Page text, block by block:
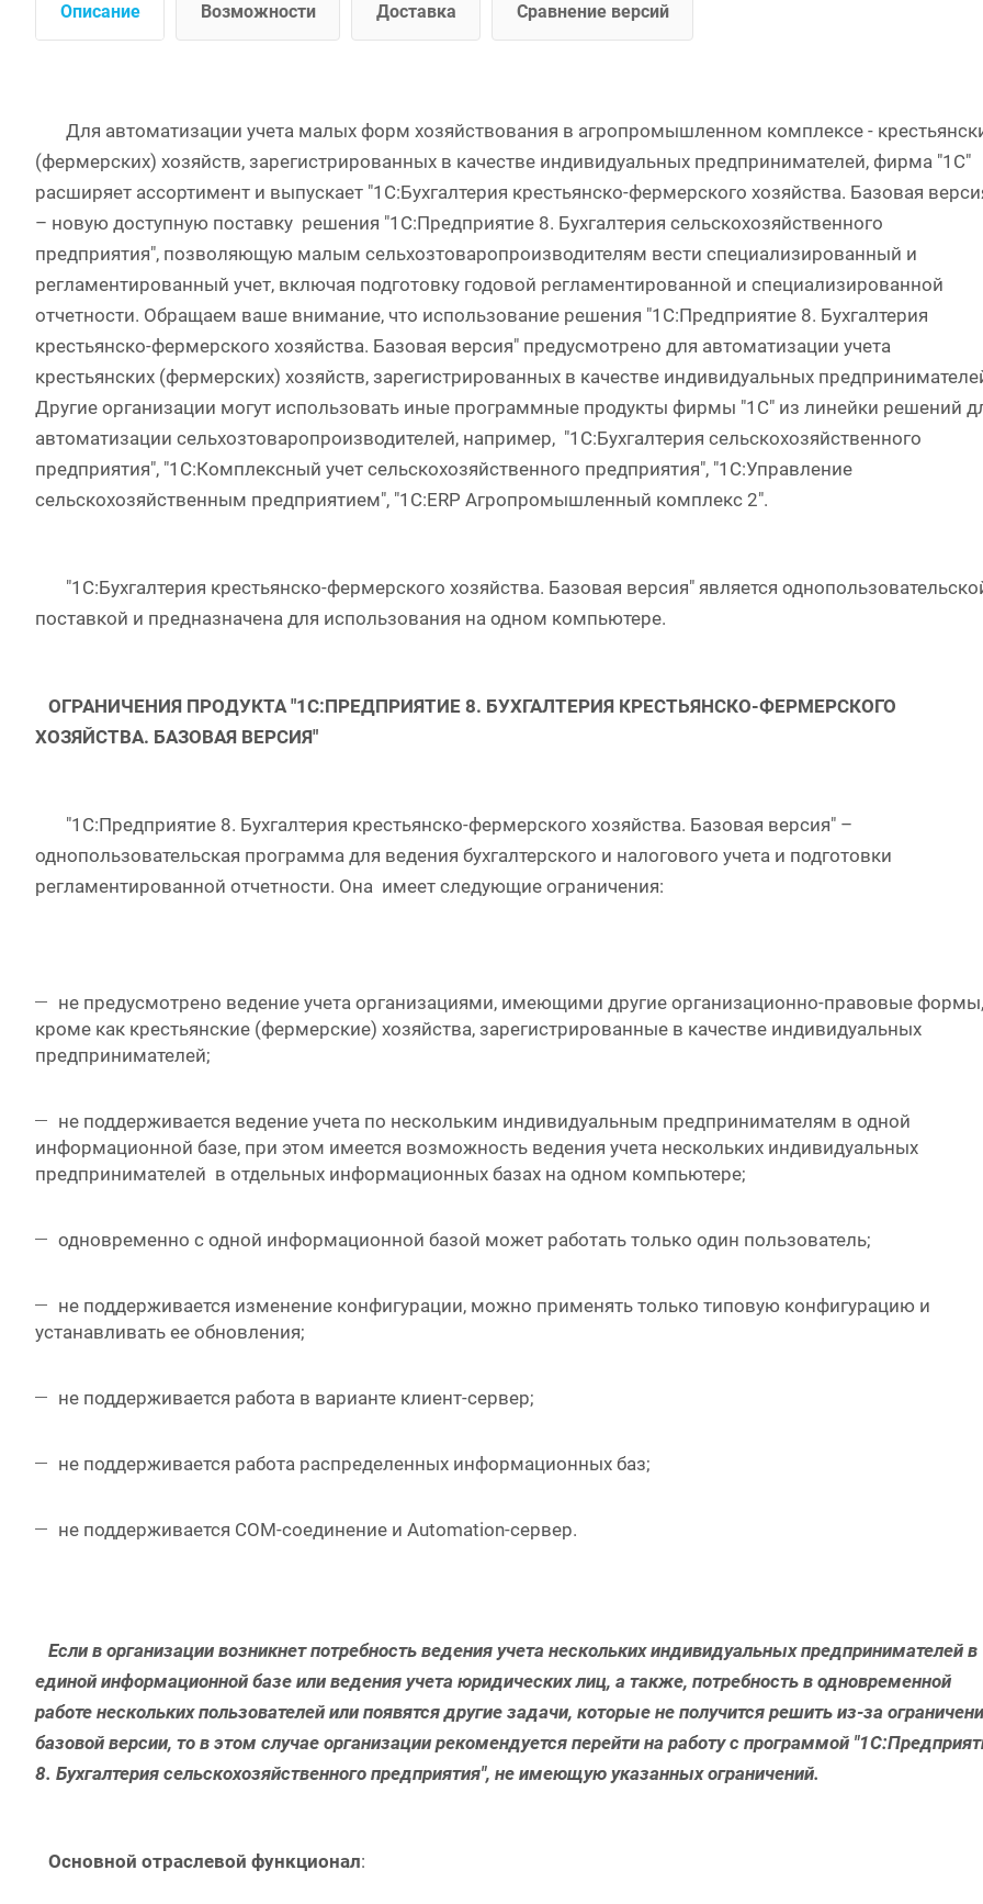
Описание Возможности Доставка Сравнение версий
Для автоматизации учета малых форм хозяйствования в агропромышленном комплексе -
(фермерских) хозяйств, зарегистрированных в качестве индивидуальных предпринимателей, фирма "1С"
расширяет ассортимент и выпускает "1С:Бухгалтерия крестьянско-фермерского хозяйства. Базовая
– новую доступную поставку решения "1С:Предприятие 8. Бухгалтерия сельскохозяйственного
предприятия", позволяющую малым сельхозтоваропроизводителям вести специализированный и
регламентированный учет, включая подготовку годовой регламентированной и специализированной
отчетности. Обращаем ваше внимание, что использование решения "1С:Предприятие 8. Бухгалтерия
крестьянско-фермерского хозяйства. Базовая версия" предусмотрено для автоматизации учета
крестьянских (фермерских) хозяйств, зарегистрированных в качестве индивидуальных
Другие организации могут использовать иные программные продукты фирмы "1С" из линейки решений
автоматизации сельхозтоваропроизводителей, например, "1С:Бухгалтерия сельскохозяйственного
предприятия", "1С:Комплексный учет сельскохозяйственного предприятия", "1С:Управление
сельскохозяйственным предприятием", "1С:ERP Агропромышленный комплекс 2".
"1С:Бухгалтерия крестьянско-фермерского хозяйства. Базовая версия" является
поставкой и предназначена для использования на одном компьютере.
ОГРАНИЧЕНИЯ ПРОДУКТА "1С:ПРЕДПРИЯТИЕ 8. БУХГАЛТЕРИЯ КРЕСТЬЯНСКО-ФЕРМЕРСКОГО
ХОЗЯЙСТВА. БАЗОВАЯ ВЕРСИЯ"
"1С:Предприятие 8. Бухгалтерия крестьянско-фермерского хозяйства. Базовая версия" –
однопользовательская программа для ведения бухгалтерского и налогового учета и подготовки
регламентированной отчетности. Она имеет следующие ограничения:
не предусмотрено ведение учета организациями, имеющими другие организационно-правовые формы,
кроме как крестьянские (фермерские) хозяйства, зарегистрированные в качестве индивидуальных
предпринимателей;
не поддерживается ведение учета по нескольким индивидуальным предпринимателям в одной
информационной базе, при этом имеется возможность ведения учета нескольких индивидуальных
предпринимателей в отдельных информационных базах на одном компьютере;
одновременно с одной информационной базой может работать только один пользователь;
не поддерживается изменение конфигурации, можно применять только типовую конфигурацию и
устанавливать ее обновления;
не поддерживается работа в варианте клиент-сервер;
не поддерживается работа распределенных информационных баз;
не поддерживается COM-соединение и Automation-сервер.
Если в организации возникнет потребность ведения учета нескольких индивидуальных предпринимателей в
единой информационной базе или ведения учета юридических лиц, а также, потребность в одновременной
работе нескольких пользователей или появятся другие задачи, которые не получится решить из-за
базовой версии, то в этом случае организации рекомендуется перейти на работу с программой
8. Бухгалтерия сельскохозяйственного предприятия", не имеющую указанных ограничений.
Основной отраслевой функционал: